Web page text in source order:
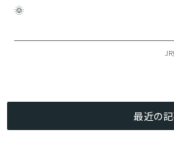
🌞
JR
最近の